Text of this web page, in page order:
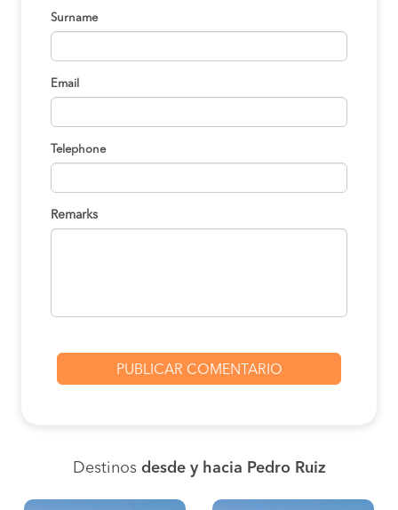
Surname
Email
Telephone
Remarks
Destinos desde y hacia Pedro Ruiz